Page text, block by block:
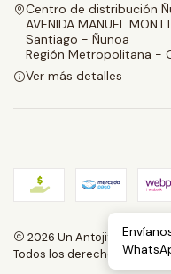
Centro de distribución
AVENIDA MANUEL
Santiago - Ñuñoa
Región Metropolitana -
Ver más detalles
2026 Un Antojito.
Todos los derechos